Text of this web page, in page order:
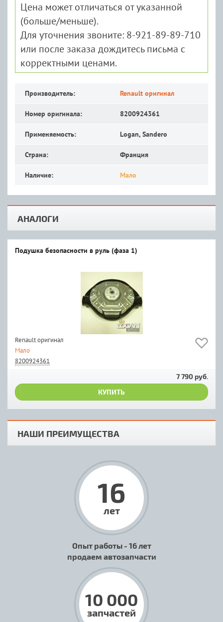
Цена может отличаться от указанной
(больше/меньше).
Для уточнения звоните: 8-921-89-89-710
или после заказа дождитесь письма с
корректными ценами.
Производитель: Renault оригинал
Номер оригинала: 8200924361
Применяемость: Logan, Sandero
Страна: Франция
Наличие: Мало
АНАЛОГИ
Подушка безопасности в руль (фаза 1)
Renault оригинал
Мало
8200924361
7 790 руб.
КУПИТЬ
НАШИ ПРЕИМУЩЕСТВА
16
лет
Опыт работы - 16 лет
продаем автозапчасти
10 000
запчастей